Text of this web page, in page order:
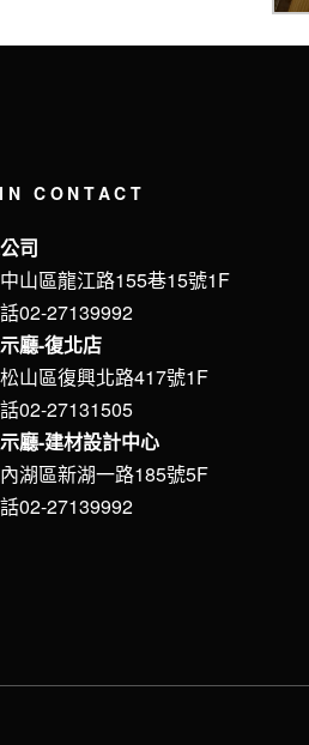
CONTACT
司
山區龍江路155巷15號1F
02-27139992
廳-復北店
山區復興北路417號1F
02-27131505
廳-建材設計中心
湖區新湖一路185號5F
02-27139992